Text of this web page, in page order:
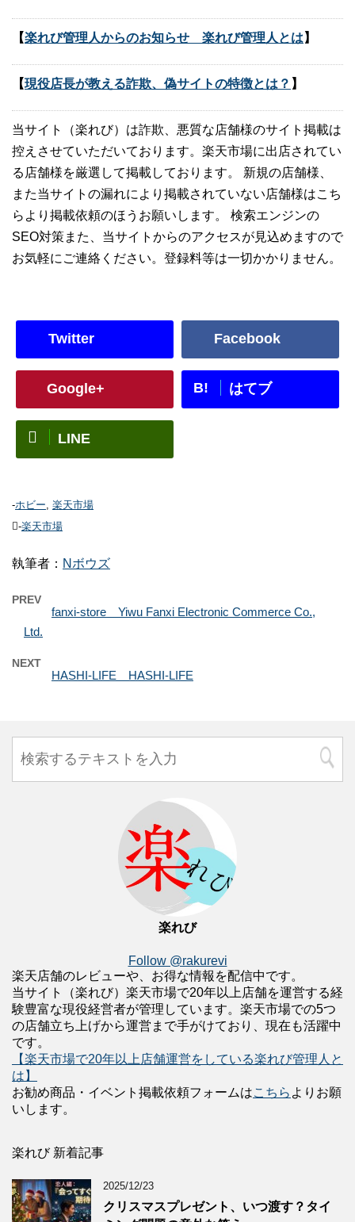
【楽れび管理人からのお知らせ 楽れび管理人とは 】
【現役店長が教える詐欺、偽サイトの特徴とは？ 】
当サイト（楽れび）は詐欺、悪質な店舗様のサイト掲載は
控えさせていただいております。楽天市場に出店されてい
る店舗様を厳選して掲載しております。 新規の店舗様、
また当サイトの漏れにより掲載されていない店舗様はこち
らより掲載依頼のほうお願いします。 検索エンジンの
SEO対策また、当サイトからのアクセスが見込めますので
お気軽にご連絡ください。登録料等は一切かかりません。
Twitter Facebook
Google+ B! はてブ
LINE
-ホビー, 楽天市場
-楽天市場
執筆者： Nボウズ
PREV
fanxi-store Yiwu Fanxi Electronic Commerce Co.,
Ltd.
NEXT
HASHI-LIFE HASHI-LIFE
楽れび
Follow @rakurevi
楽天店舗のレビューや、お得な情報を配信中です。
当サイト（楽れび）楽天市場で20年以上店舗を運営する経
験豊富な現役経営者が管理しています。楽天市場での5つ
の店舗立ち上げから運営まで手がけており、現在も活躍中
です。
【楽天市場で20年以上店舗運営をしている楽れび管理人と
は】
お勧め商品・イベント掲載依頼フォームはこちら よりお願
いします。
楽れび 新着記事
2025/12/23
クリスマスプレゼント、いつ渡す？タイ